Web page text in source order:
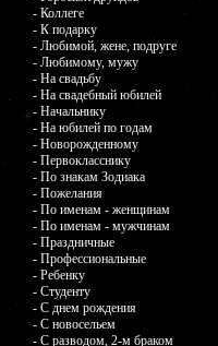
- Коллеге
- К подарку
- Любимой, жене, подруге
- Любимому, мужу
- На свадьбу
- На свадебный юбилей
- Начальнику
- На юбилей по годам
- Новорожденному
- Первокласснику
- По знакам Зодиака
- Пожелания
- По именам - женщинам
- По именам - мужчинам
- Праздничные
- Профессиональные
- Ребенку
- Студенту
- С днем рождения
- С новосельем
- С разводом, 2-м браком